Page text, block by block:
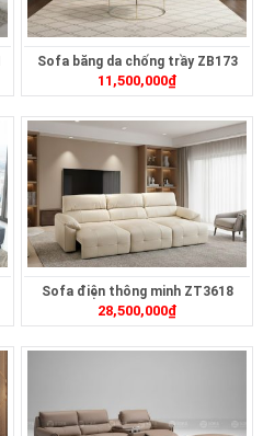
Sofa băng da chống trầy ZB173
11,500,000₫
Sofa điện thông minh ZT3618
28,500,000₫